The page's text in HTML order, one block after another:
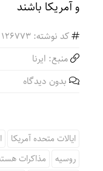
کد نوشته: 126773
منبع: ایرنا
بدون دیدگاه
ایالات متحده آمریکا
روسیه
مذاكرات